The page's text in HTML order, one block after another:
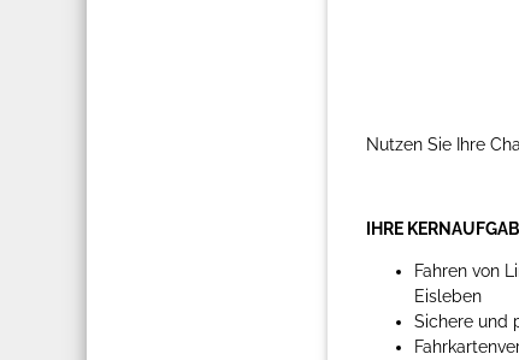
Nutzen Sie Ihre
IHRE
Fahren von
Eisleben
Sichere und